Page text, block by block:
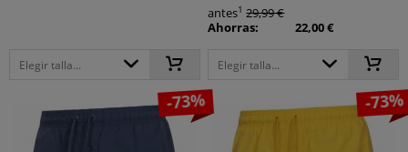
Elegir talla...
antes1 29,99 €
Ahorras:
22,00 €
Elegir talla...
-73% -73%